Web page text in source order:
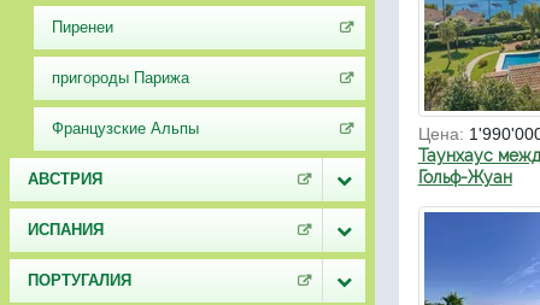
Пиренеи
пригороды Парижа
Французские Альпы
АВСТРИЯ
ИСПАНИЯ
ПОРТУГАЛИЯ
Цена:
Таунхаус
Гольф-Жуан